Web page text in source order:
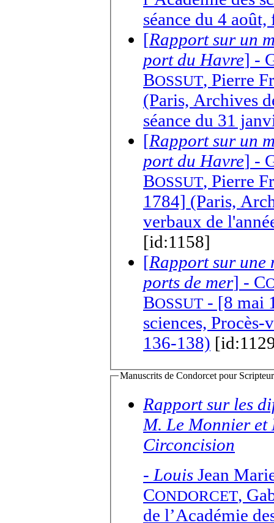
séance du 4
[Rapport sur un
port du Havre] -
BOSSUT, Pierre
(Paris, Archives
séance du 31
[Rapport sur un
port du Havre] -
BOSSUT, Pierre
1784] (Paris,
verbaux de
[id:1158]
[Rapport sur une
ports de mer] - C
BOSSUT - [8 mai
sciences,
136-138)
Manuscrits de Condorcet pour
Rapport sur les
M. Le Monnier et
Circoncision
- Louis Jean
CONDORCET,
de l’Académie